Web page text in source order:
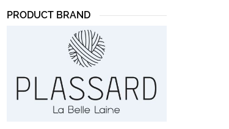
PRODUCT BRAND